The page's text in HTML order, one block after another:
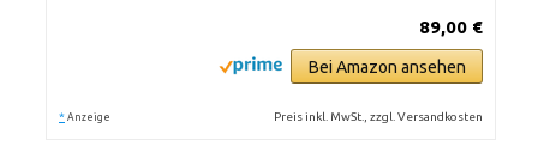
89,00 €
Bei Amazon ansehen
* Anzeige Preis inkl. MwSt., zzgl. Versandkosten